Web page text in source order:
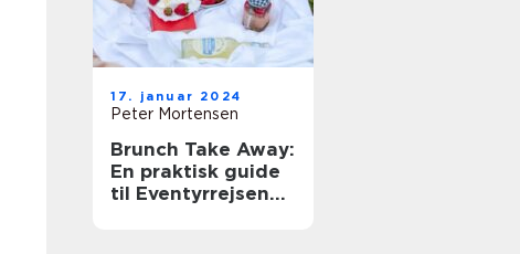
17. januar 2024
Peter Mortensen
Brunch Take Away:
En praktisk guide
til Eventyrrejsende